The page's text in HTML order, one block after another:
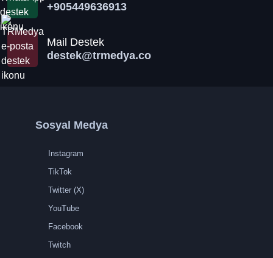
+905449636913
Mail Destek
destek@trmedya.co
Sosyal Medya
Instagram
TikTok
Twitter (X)
YouTube
Facebook
Twitch